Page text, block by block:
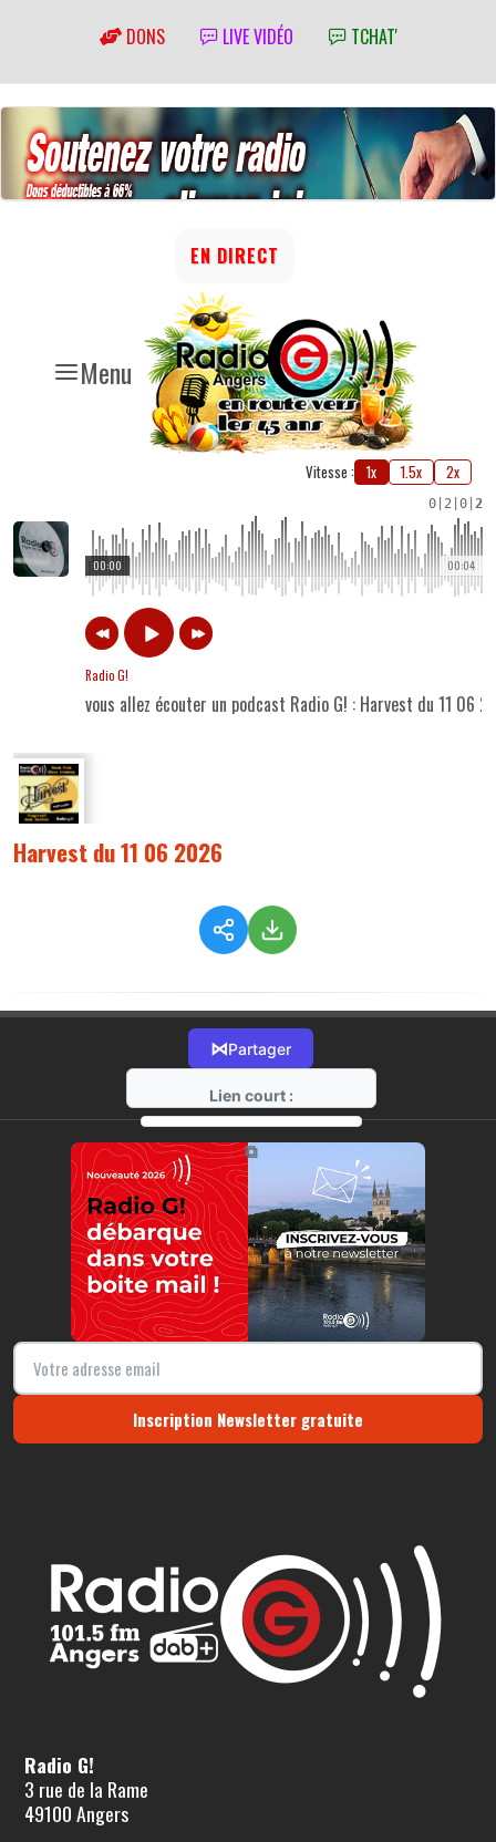
DONS LIVE VIDÉO TCHAT'
Menu
EN DIRECT
Vitesse : 1x 1.5x 2x
0 2 0 2
00:04
00:00
Radio G!
vous allez écouter un podcast Radio G! : Harvest du 11 06
Harvest du 11 06 2026
⋈Partager
Lien court :
https://radio-g.fr?22250
⧉
Inscription Newsletter gratuite
Radio G!
3 rue de la Rame
49100 Angers